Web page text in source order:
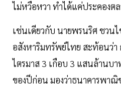
ไม่หวือหวา ทำได้แค่ประคองต
เช่นเดียวกับ นายพรนริศ ชวน
อสังหาริมทรัพย์ไทย สะท้อนว่า
ไตรมาส 3 เกือบ 3 แสนล้านบ
ของปีก่อน มองว่าธนาคารพาณิ